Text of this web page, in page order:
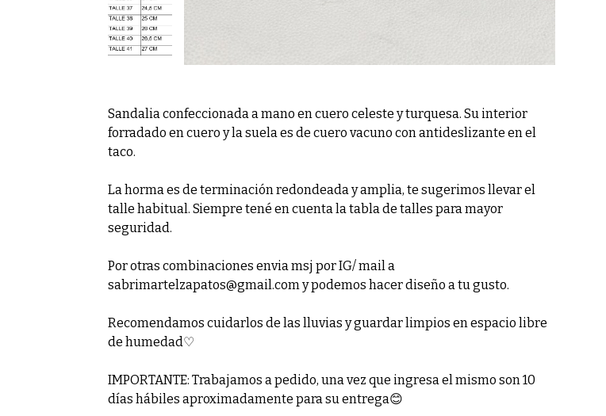
Sandalia confeccionada a mano en cuero celeste y turquesa. Su interior
forradado en cuero y la suela es de cuero vacuno con antideslizante en el
taco.
La horma es de terminación redondeada y amplia, te sugerimos llevar el
talle habitual. Siempre tené en cuenta la tabla de talles para mayor
seguridad.
Por otras combinaciones envia msj por IG/ mail a
sabrimartelzapatos@gmail.com y podemos hacer diseño a tu gusto.
Recomendamos cuidarlos de las lluvias y guardar limpios en espacio libre
de humedad♡
IMPORTANTE: Trabajamos a pedido, una vez que ingresa el mismo son 10
días hábiles aproximadamente para su entrega😊